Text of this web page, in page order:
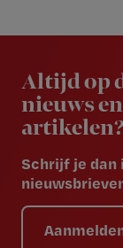
Altijd op
nieuws
artikelen?
Schrijf je dan